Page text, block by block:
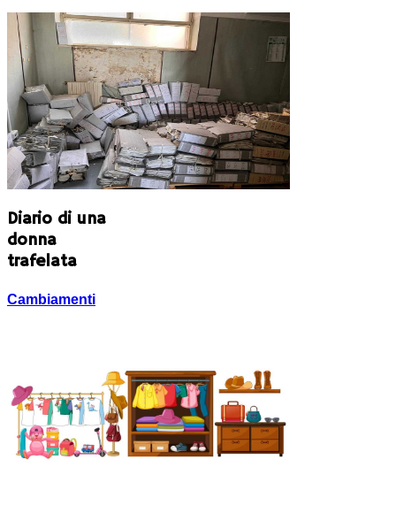
Diario di una
donna
trafelata
Cambiamenti